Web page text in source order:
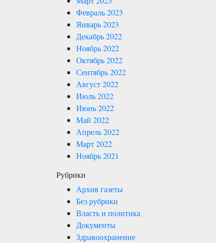
Февраль 2023
Январь 2023
Декабрь 2022
Ноябрь 2022
Октябрь 2022
Сентябрь 2022
Август 2022
Июль 2022
Июнь 2022
Май 2022
Апрель 2022
Март 2022
Ноябрь 2021
Рубрики
Архив газеты
Без рубрики
Власть и политика
Документы
Здравоохранение